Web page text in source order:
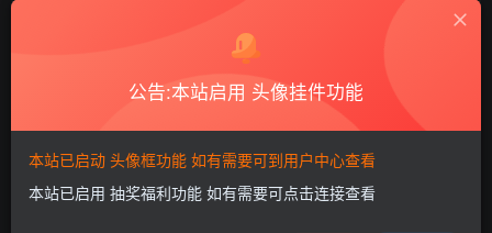
自适应PC+Wap，体积很小仅9KB，用了快半个月了，
拿去丢在阿里云OSS的静态托管一个月一两块钱搞定，主要
是用来发布域名的防止哪天大家走丢找不到主站了，另外可
以收藏下刀网域名永久发布页：http://www.xiaodao.biz/
下载地址
公告:本站启用 头像挂件功能
本站已启动 头像框功能 如有需要可到用户中心查看
本站已启用 抽奖福利功能 如有需要可点击连接查看